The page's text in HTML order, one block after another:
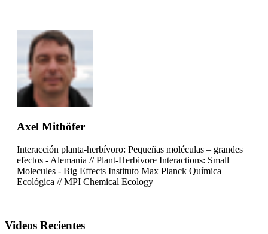
Axel Mithöfer
Interacción planta-herbívoro: Pequeñas moléculas – grandes
efectos - Alemania // Plant-Herbivore Interactions: Small
Molecules - Big Effects Instituto Max Planck Química
Ecológica // MPI Chemical Ecology
Videos Recientes